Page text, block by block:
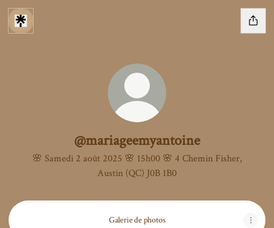
@mariageemyantoine
🌸 Samedi 2 août 2025 🌸 15h00 🌸 4 Chemin Fisher,
Austin (QC) J0B 1B0
Galerie de photos